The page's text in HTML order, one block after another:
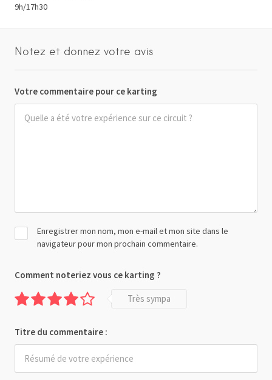
9h/17h30
Notez et donnez votre avis
Votre commentaire pour ce karting
Enregistrer mon nom, mon e-mail et mon site dans le
navigateur pour mon prochain commentaire.
Comment noteriez vous ce karting ?
Très sympa
Titre du commentaire :